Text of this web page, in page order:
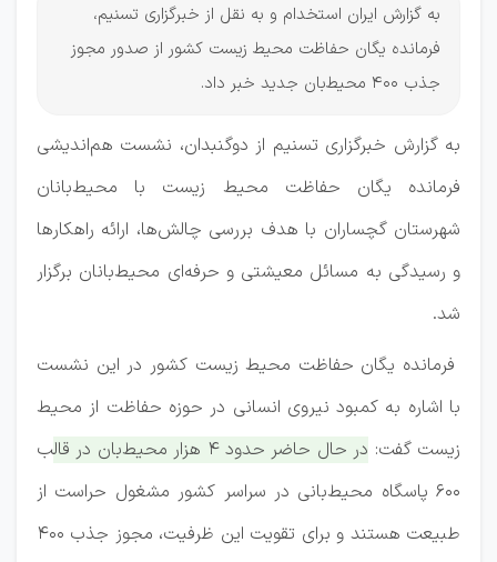
به گزارش ایران استخدام و به نقل از خبرگزاری تسنیم،
فرمانده یگان حفاظت محیط زیست کشور از صدور مجوز
جذب 400 محیط‌بان جدید خبر داد.
به گزارش خبرگزاری تسنیم از دوگنبدان، نشست هم‌اندیشی
فرمانده یگان حفاظت محیط زیست با محیط‌بانان
شهرستان گچساران با هدف بررسی چالش‌ها، ارائه راهکارها
و رسیدگی به مسائل معیشتی و حرفه‌ای محیط‌بانان برگزار
شد.
فرمانده یگان حفاظت محیط زیست کشور در این نشست
با اشاره به کمبود نیروی انسانی در حوزه حفاظت از محیط
زیست گفت:
در حال حاضر حدود 4 هزار محیط‌بان در قالب
600 پاسگاه محیط‌بانی در سراسر کشور مشغول حراست از
طبیعت هستند و برای تقویت این ظرفیت، مجوز جذب 400